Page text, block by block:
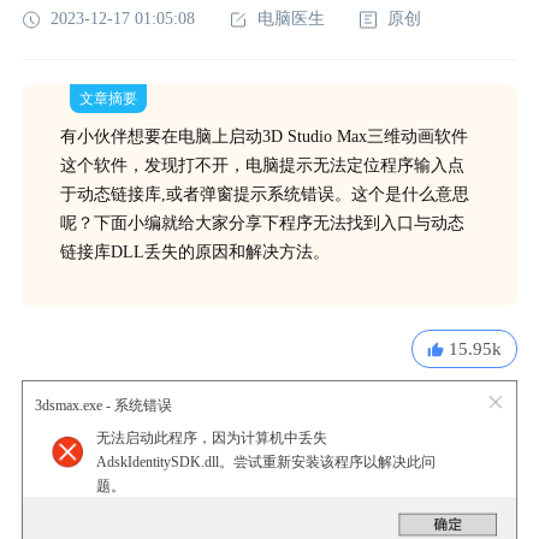
2023-12-17 01:05:08 电脑医生 原创
文章摘要
有小伙伴想要在电脑上启动3D Studio Max三维动画软件
这个软件，发现打不开，电脑提示无法定位程序输入点
于动态链接库,或者弹窗提示系统错误。这个是什么意思
呢？下面小编就给大家分享下程序无法找到入口与动态
链接库DLL丢失的原因和解决方法。
15.95k
3dsmax.exe - 系统错误
无法启动此程序，因为计算机中丢失
AdskIdentitySDK.dll。尝试重新安装该程序以解决此问
题。